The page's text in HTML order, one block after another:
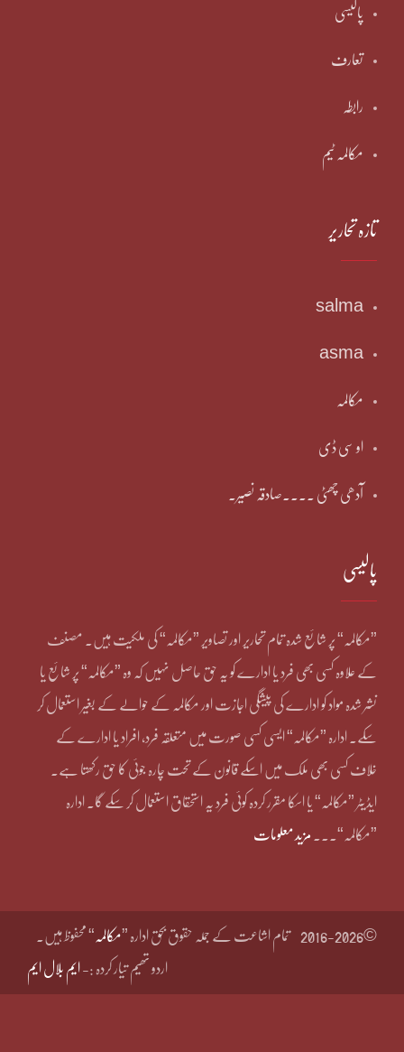
پالیسی
تعارف
رابطہ
مکالمہ ٹیم
تازہ تحاریر
salma
asma
مکالمہ
او سی ڈی
آدھی چھٹی ۔۔۔۔صادقہ نصیر۔
پالیسی
”مکالمہ“ پر شائع شدہ تمام تحاریر اور تصاویر ”مکالمہ“ کی ملکیت ہیں۔ مصنف
کے علاوہ کسی بھی فرد یا ادارے کو یہ حق حاصل نہیں کہ وہ ”مکالمہ“ پر شائع یا
نشر شدہ مواد کو ادارے کی پیشگی اجازت اور مکالمہ کے حوالے کے بغیر استعمال کر
سکے۔ ادارہ ”مکالمہ“ ایسی کسی صورت میں متعلقہ فرد، افراد یا ادارے کے
خلاف کسی بھی ملک میں اسکے قانون کے تحت چارہ جوئی کا حق رکھتا ہے۔
ایڈیٹر ”مکالمہ“ یا اسکا مقرر کردہ کوئی فرد یہ استحقاق استعمال کر سکے گا۔ ادارہ
”مکالمہ“۔۔۔ مزید معلومات
©2016-2026 تمام اشاعت کے جملہ حقوق بحق ادارہ ”مکالمہ “ محفوظ ہیں۔
اردو تھیم تیار کردہ :- ایم بلال ایم